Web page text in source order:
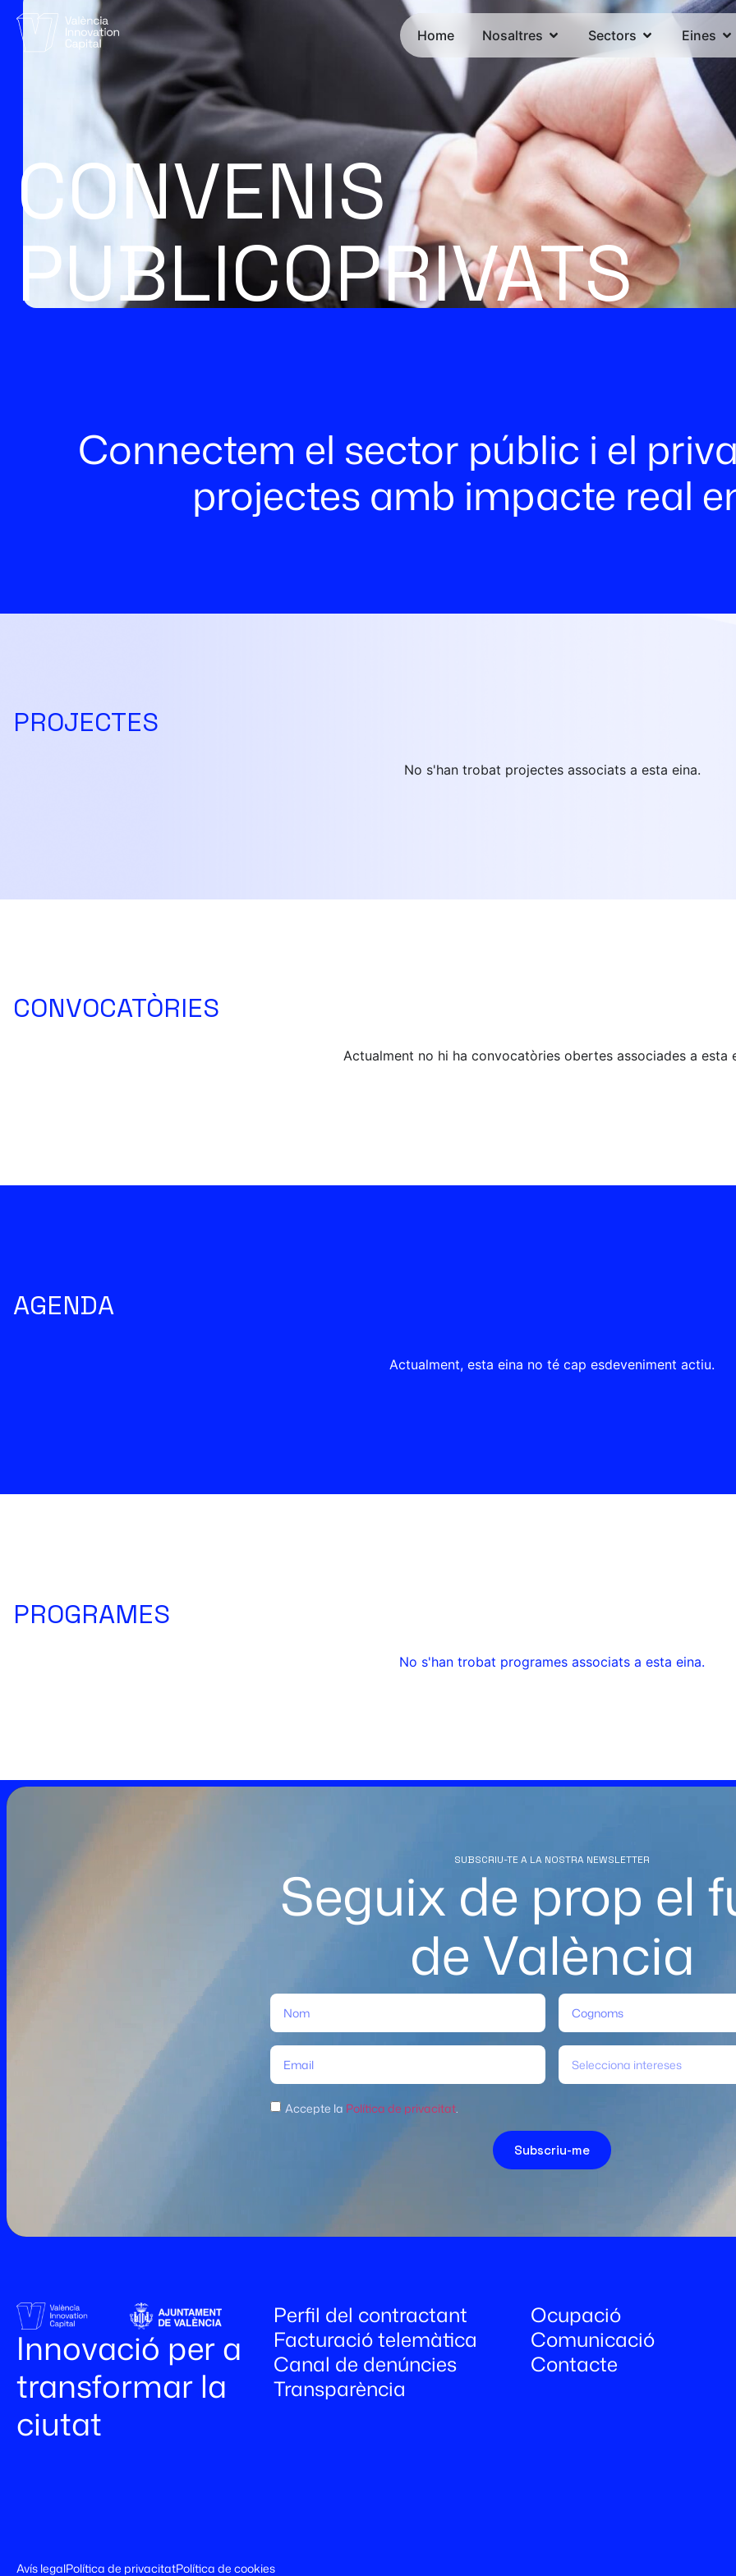
Home Nosaltres Sectors Eines
CONVENIS
PUBLICOPRIVATS
Connectem el sector públic i el
projectes amb impacte real
PROJECTES
No s'han trobat projectes associats a esta eina.
CONVOCATÒRIES
Actualment no hi ha convocatòries obertes associades a esta
AGENDA
Actualment, esta eina no té cap esdeveniment actiu.
PROGRAMES
No s'han trobat programes associats a esta eina.
SUBSCRIU-TE A LA NOSTRA NEWSLETTER
Seguix de prop el
de València
Selecciona intereses
Accepte la Política de privacitat.
Subscriu-me
Innovació per a
transformar la
ciutat
Perfil del contractant
Facturació telemàtica
Canal de denúncies
Transparència
Ocupació
Comunicació
Contacte
Avís legalPolítica de privacitatPolítica de cookies